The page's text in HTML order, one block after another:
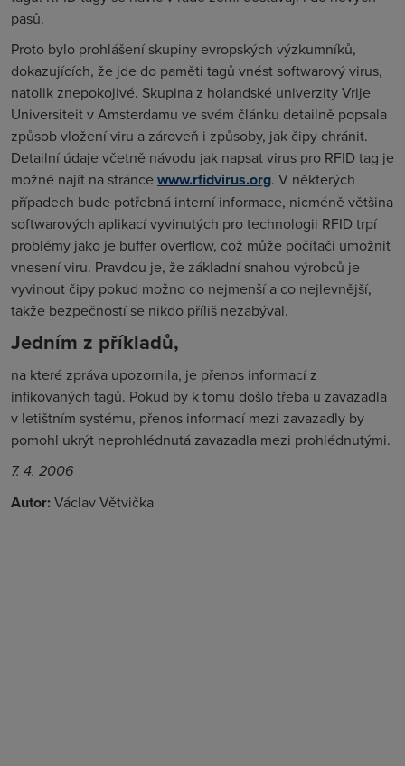
pasů.
Proto bylo prohlášení skupiny evropských výzkumníků,
dokazujících, že jde do paměti tagů vnést softwarový virus,
natolik znepokojivé. Skupina z holandské univerzity Vrije
Universiteit v Amsterdamu ve svém článku detailně popsala
způsob vložení viru a zároveň i způsoby, jak čipy chránit.
Detailní údaje včetně návodu jak napsat virus pro RFID tag je
možné najít na stránce www.rfidvirus.org. V některých
případech bude potřebná interní informace, nicméně většina
softwarových aplikací vyvinutých pro technologii RFID trpí
problémy jako je buffer overflow, což může počítači umožnit
vnesení viru. Pravdou je, že základní snahou výrobců je
vyvinout čipy pokud možno co nejmenší a co nejlevnější,
takže bezpečností se nikdo příliš nezabýval.
Jedním z příkladů,
na které zpráva upozornila, je přenos informací z
infikovaných tagů. Pokud by k tomu došlo třeba u zavazadla
v letištním systému, přenos informací mezi zavazadly by
pomohl ukrýt neprohlédnutá zavazadla mezi prohlédnutými.
7. 4. 2006
Autor: Václav Větvička